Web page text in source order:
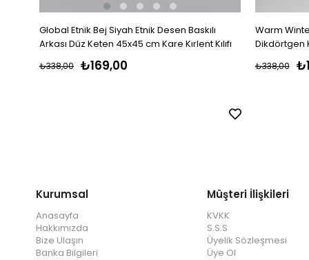
Global Etnik Bej Siyah Etnik Desen Baskılı
Arkası Düz Keten 45x45 cm Kare Kırlent Kılıfı
₺169,00
₺338,00
Warm
Dikdörtgen
₺338,00
Kurumsal
Anasayfa
Hakkımızda
Bize Ulaşın
Banka Bilgileri
Müşteri İlişkileri
KVKK
S.S.S
Üyelik Sözleşmesi
Üye Ol